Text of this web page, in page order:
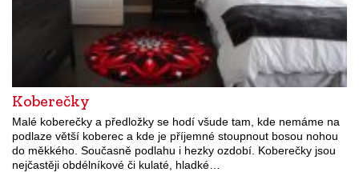
Koberečky
Malé koberečky a předložky se hodí všude tam, kde nemáme na
podlaze větší koberec a kde je příjemné stoupnout bosou nohou
do měkkého. Současně podlahu i hezky ozdobí. Koberečky jsou
nejčastěji obdélníkové či kulaté, hladké…